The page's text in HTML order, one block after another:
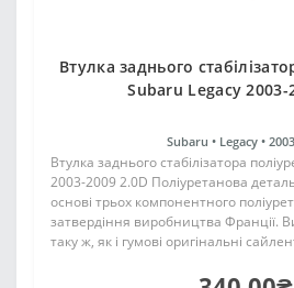
Втулка заднього
Subaru Legacy 2003-
Subaru • Legacy •
Втулка заднього стабілізатора
2003-2009 2.0D Поліуретанова
основі трьох компонентного
затвердіння виробництва Франції.
таку ж, як і гумові оригінальні